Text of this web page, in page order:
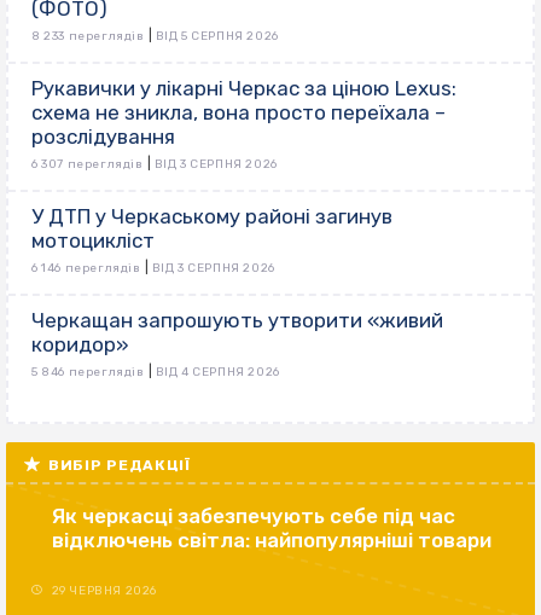
(ФОТО)
8 233 переглядів ВІД 5 СЕРПНЯ 2026
Рукавички у лікарні Черкас за ціною Lexus:
схема не зникла, вона просто переїхала –
розслідування
6 307 переглядів ВІД 3 СЕРПНЯ 2026
У ДТП у Черкаському районі загинув
мотоцикліст
6 146 переглядів ВІД 3 СЕРПНЯ 2026
Черкащан запрошують утворити «живий
коридор»
5 846 переглядів ВІД 4 СЕРПНЯ 2026
ВИБІР РЕДАКЦІЇ
Як черкасці забезпечують себе під час
відключень світла: найпопулярніші товари
29 ЧЕРВНЯ 2026